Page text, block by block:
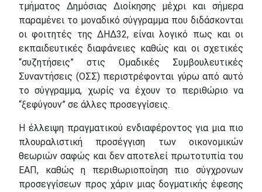
τμήματος Δημόσιας Διοίκησης μέχρι και σήμερα
παραμένει το μοναδικό σύγγραμμα που διδάσκονται
οι φοιτητές της ΔΗΔ32, είναι λογικό πως και οι
εκπαιδευτικές διαφάνειες καθώς και οι σχετικές
“συζητήσεις” στις Ομαδικές Συμβουλευτικές
Συναντήσεις (ΟΣΣ) περιστρέφονται γύρω από αυτό
το σύγγραμμα, χωρίς να έχουν το περιθώριο να
“ξεφύγουν” σε άλλες προσεγγίσεις.
Η έλλειψη πραγματικού ενδιαφέροντος για μια πιο
πλουραλιστική προσέγγιση των οικονομικών
θεωριών σαφώς και δεν αποτελεί πρωτοτυπία του
ΕΑΠ, καθώς η περιθωριοποίηση πιο σύγχρονων
προσεγγίσεων προς χάριν μιας δογματικής έφεσης